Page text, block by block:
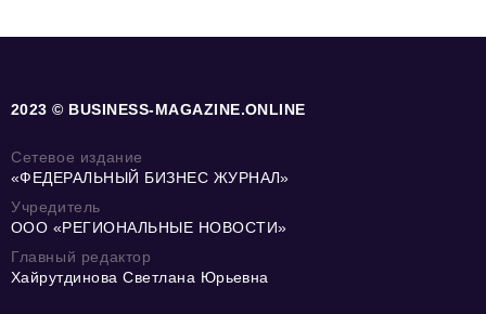
2023 © BUSINESS-MAGAZINE.ONLINE
Сетевое издание
«ФЕДЕРАЛЬНЫЙ БИЗНЕС ЖУРНАЛ»
Учредитель
ООО «РЕГИОНАЛЬНЫЕ НОВОСТИ»
Главный редактор
Хайрутдинова Светлана Юрьевна